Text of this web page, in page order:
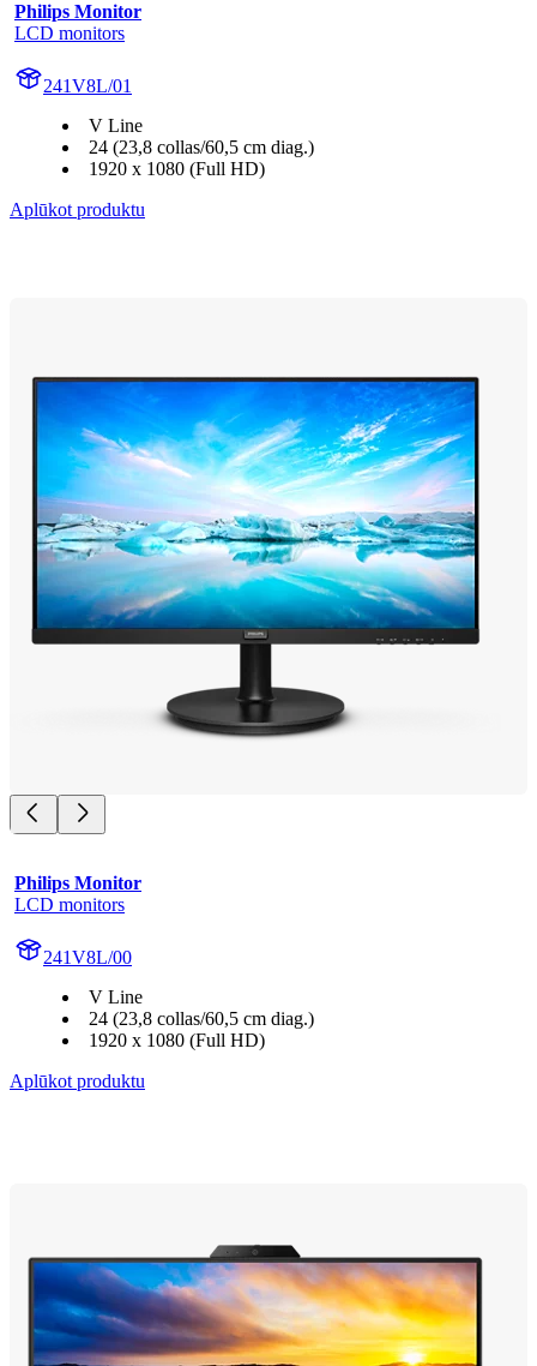
Philips Monitor
LCD monitors
241V8L/01
V Line
24 (23,8 collas/60,5 cm diag.)
1920 x 1080 (Full HD)
Aplūkot produktu
Philips Monitor
LCD monitors
241V8L/00
V Line
24 (23,8 collas/60,5 cm diag.)
1920 x 1080 (Full HD)
Aplūkot produktu